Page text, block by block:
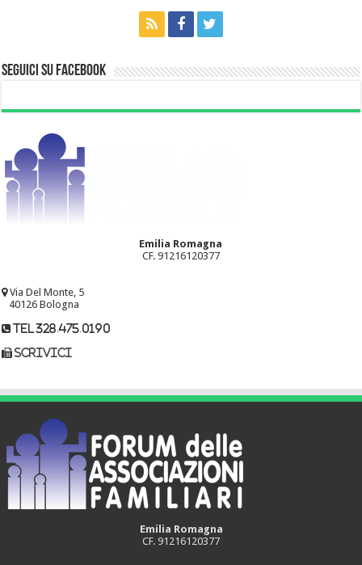
Seguici su Facebook
Emilia Romagna
CF. 91216120377
Via Del Monte, 5
40126 Bologna
tel 328.475.0190
scrivici
Emilia Romagna
CF. 91216120377